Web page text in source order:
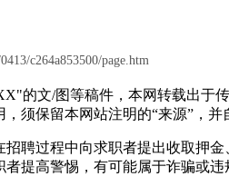
c264a853500/page.htm
的文/图等稿件，本网转载出于
须保留本网站注明的“来源”，
聘过程中向求职者提出收取押
提高警惕，有可能属于诈骗或违